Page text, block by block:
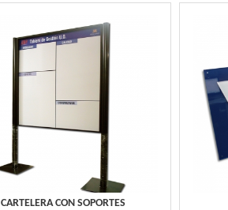
CARTELERA CON SOPORTES